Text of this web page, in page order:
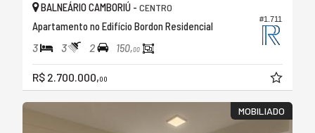
#1.711
BALNEÁRIO CAMBORIÚ - CENTRO
Apartamento no Edifício Bordon Residencial
3 3 2 150,00
R$ 2.700.000,00
MOBILIADO